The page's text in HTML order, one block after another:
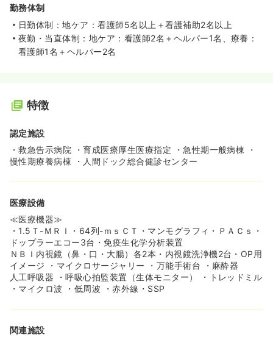
勤務体制
日勤体制：地ケア：看護師5名以上＋看護補助2名以上
夜勤・当直体制：地ケア：看護師2名＋ヘルパー1名、療養：
看護師1名＋ヘルパー2名
特徴
認定施設
・救急告示病院 ・育成医療厚生医療指定 ・急性期一般病棟 ・
慢性期療養病棟 ・人間ドック総合健診センター
医療設備
≪医療機器≫
・1.5Ｔ-ＭＲＩ・64列-ｍｓＣＴ・マンモグラフィ・ＰＡＣｓ・
ドップラーエコー3台・免疫生化学分析装置
ＮＢＩ内視鏡（鼻・口・大腸）各2本・内視鏡洗浄機2台・OP用
イメージ ・マイクロサージャリー ・万能手術台 ・麻酔器
人工呼吸器 ・呼吸心拍監装置（生体モニター） ・トレッドミル
・マイクロ波 ・低周波 ・赤外線・SSP
関連施設